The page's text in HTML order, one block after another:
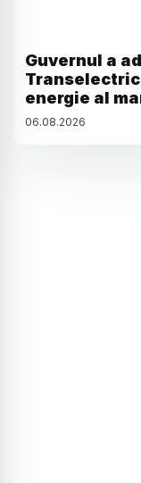
Guvernul a
energie al
06.08.2026